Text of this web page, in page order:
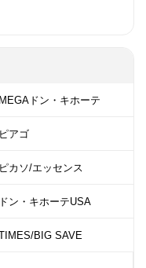
MEGAドン・キホーテ
ピアゴ
ピカソ/エッセンス
ドン・キホーテUSA
BIG SAVE